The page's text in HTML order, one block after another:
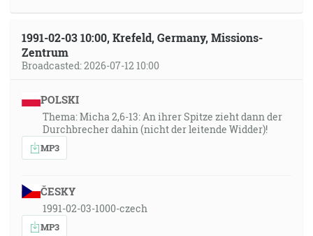
1991-02-03 10:00, Krefeld, Germany, Missions-
Zentrum
Broadcasted: 2026-07-12 10:00
POLSKI
Thema: Micha 2,6-13: An ihrer Spitze zieht dann der
Durchbrecher dahin (nicht der leitende Widder)!
MP3
ČESKY
1991-02-03-1000-czech
MP3